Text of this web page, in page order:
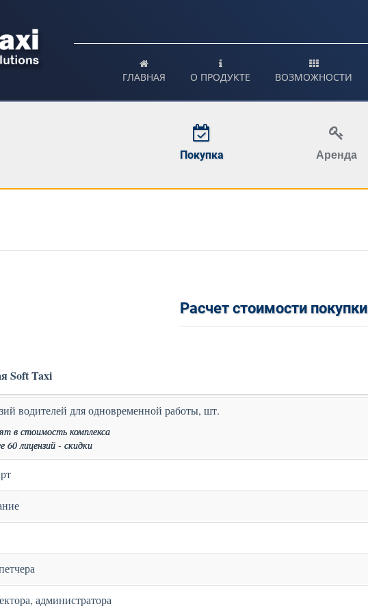
ГЛАВНАЯ О ПРОДУКТЕ ВОЗМОЖНОСТИ
Покупка Аренда
Расчет стоимости покупки
Soft Taxi
водителей для одновременной работы, шт.
в стоимость комплекса
60 лицензий - скидки
администратора